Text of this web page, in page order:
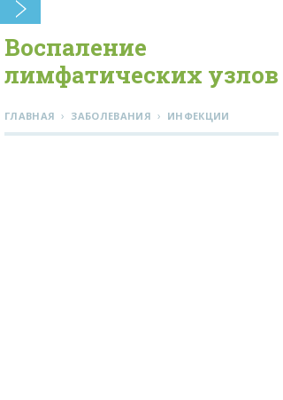
Воспаление
лимфатических узлов
ГЛАВНАЯ › ЗАБОЛЕВАНИЯ › ИНФЕКЦИИ